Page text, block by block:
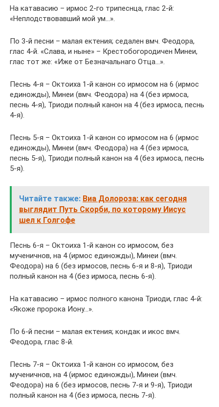
На катавасию – ирмос 2-го трипеснца, глас 2-й:
«Неплодствовавший мой ум…».
По 3-й песни – малая ектения; седален вмч. Феодора,
глас 4-й. «Слава, и ныне» – Крестобогородичен Минеи,
глас тот же: «Иже от Безначальнаго Отца…».
Песнь 4-я – Октоиха 1-й канон со ирмосом на 6 (ирмос
единожды), Минеи (вмч. Феодора) на 4 (без ирмоса,
песнь 4-я), Триоди полный канон на 4 (без ирмоса, песнь
4-я).
Песнь 5-я – Октоиха 1-й канон со ирмосом на 6 (ирмос
единожды), Минеи (вмч. Феодора) на 4 (без ирмоса,
песнь 5-я), Триоди полный канон на 4 (без ирмоса, песнь
5-я).
Читайте также: Виа Долороза: как сегодня
выглядит Путь Скорби, по которому Иисус
шел к Голгофе
Песнь 6-я – Октоиха 1-й канон со ирмосом, без
мученичнов, на 4 (ирмос единожды), Минеи (вмч.
Феодора) на 6 (без ирмосов, песнь 6-я и 8-я), Триоди
полный канон на 4 (без ирмоса, песнь 6-я).
На катавасию – ирмос полного канона Триоди, глас 4-й:
«Якоже пророка Иону…».
По 6-й песни – малая ектения; кондак и икос вмч.
Феодора, глас 8-й.
Песнь 7-я – Октоиха 1-й канон со ирмосом, без
мученичнов, на 4 (ирмос единожды), Минеи (вмч.
Феодора) на 6 (без ирмосов, песнь 7-я и 9-я), Триоди
полный канон на 4 (без ирмоса, песнь 7-я).